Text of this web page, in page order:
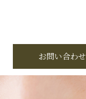
お問い合わせ